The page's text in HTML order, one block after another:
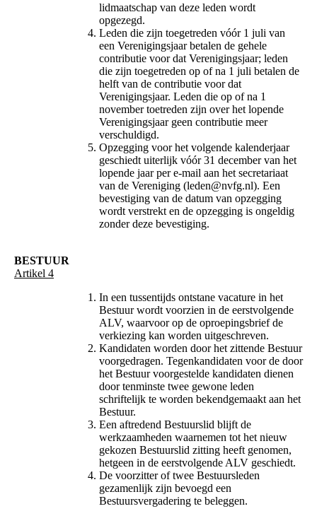
lidmaatschap van deze leden wordt
opgezegd.
Leden die zijn toegetreden vóór 1 juli van
een Verenigingsjaar betalen de gehele
contributie voor dat Verenigingsjaar; leden
die zijn toegetreden op of na 1 juli betalen de
helft van de contributie voor dat
Verenigingsjaar. Leden die op of na 1
november toetreden zijn over het lopende
Verenigingsjaar geen contributie meer
verschuldigd.
Opzegging voor het volgende kalenderjaar
geschiedt uiterlijk vóór 31 december van het
lopende jaar per e-mail aan het secretariaat
van de Vereniging (leden@nvfg.nl). Een
bevestiging van de datum van opzegging
wordt verstrekt en de opzegging is ongeldig
zonder deze bevestiging.
BESTUUR
Artikel 4
In een tussentijds ontstane vacature in het
Bestuur wordt voorzien in de eerstvolgende
ALV, waarvoor op de oproepingsbrief de
verkiezing kan worden uitgeschreven.
Kandidaten worden door het zittende Bestuur
voorgedragen. Tegenkandidaten voor de door
het Bestuur voorgestelde kandidaten dienen
door tenminste twee gewone leden
schriftelijk te worden bekendgemaakt aan het
Bestuur.
Een aftredend Bestuurslid blijft de
werkzaamheden waarnemen tot het nieuw
gekozen Bestuurslid zitting heeft genomen,
hetgeen in de eerstvolgende ALV geschiedt.
De voorzitter of twee Bestuursleden
gezamenlijk zijn bevoegd een
Bestuursvergadering te beleggen.